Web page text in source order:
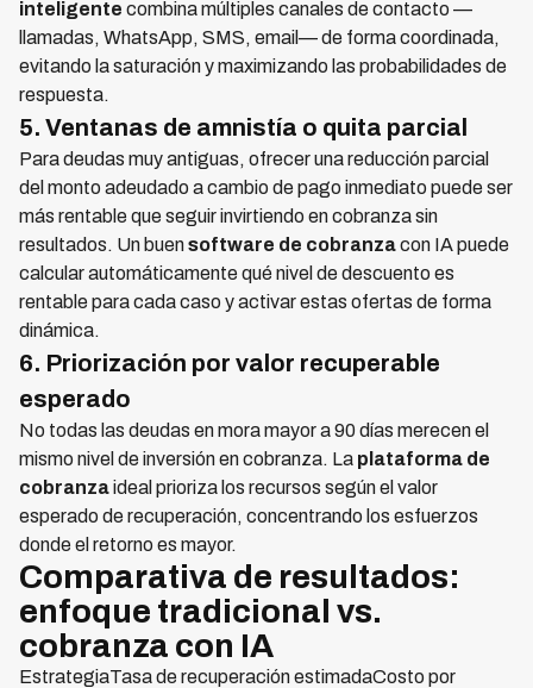
inteligente combina múltiples canales de contacto —
llamadas, WhatsApp, SMS, email— de forma coordinada,
evitando la saturación y maximizando las probabilidades de
respuesta.
5. Ventanas de amnistía o quita parcial
Para deudas muy antiguas, ofrecer una reducción parcial
del monto adeudado a cambio de pago inmediato puede ser
más rentable que seguir invirtiendo en cobranza sin
resultados. Un buensoftware de cobranzacon IA puede
calcular automáticamente qué nivel de descuento es
rentable para cada caso y activar estas ofertas de forma
dinámica.
6. Priorización por valor recuperable
esperado
No todas las deudas en mora mayor a 90 días merecen el
mismo nivel de inversión en cobranza. La plataforma de
cobranzaideal prioriza los recursos según el valor
esperado de recuperación, concentrando los esfuerzos
donde el retorno es mayor.
Comparativa de resultados:
enfoque tradicional vs.
cobranza con IA
EstrategiaTasa de recuperación estimadaCosto por